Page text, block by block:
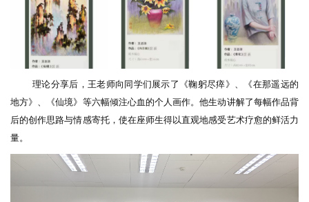
理论分享后，王老师向同学们展示了 《鞠躬尽瘁》、
《在那遥远的
地方》、《仙境》等六幅倾注心血的个人画作。他生动讲解了每幅作品背
后的创作思路与情感寄托，使在座师生得以直观地感受艺术疗愈的鲜活力
量。